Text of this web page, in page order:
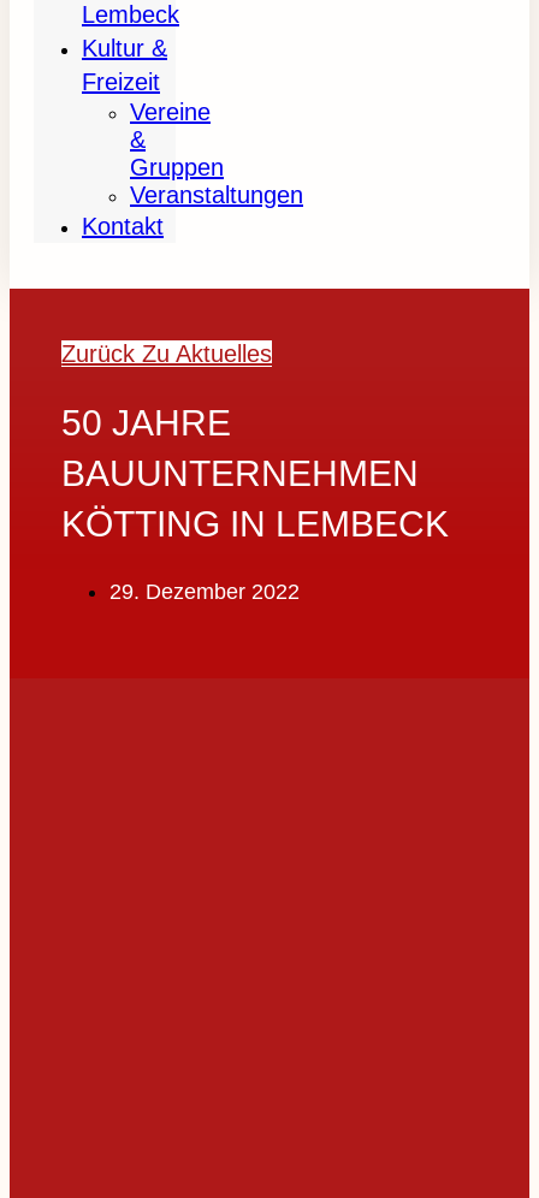
Lembeck
Kultur &
Freizeit
Vereine
&
Gruppen
Veranstaltungen
Kontakt
Zurück Zu Aktuelles
50 JAHRE
BAUUNTERNEHMEN
KÖTTING IN LEMBECK
29. Dezember 2022